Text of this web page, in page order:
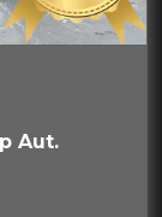
Aut.